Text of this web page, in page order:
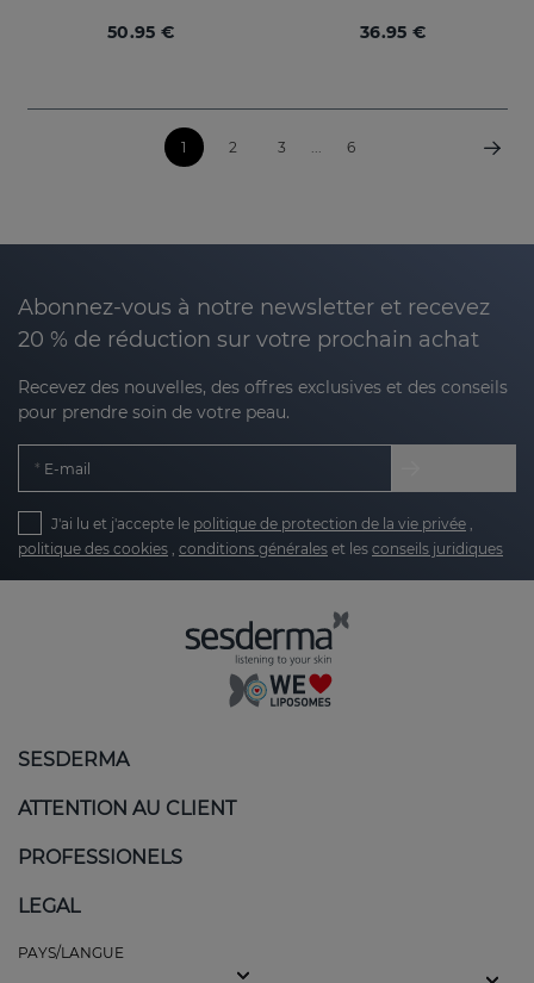
50.95 € 36.95 €
1 2 3 ... 6
Abonnez-vous à notre newsletter et recevez
20 % de réduction sur votre prochain achat
Recevez des nouvelles, des offres exclusives et des conseils
pour prendre soin de votre peau.
E-mail
J'ai lu et j'accepte le politique de protection de la vie privée ,
politique des cookies , conditions générales et les conseils juridiques
SESDERMA
ATTENTION AU CLIENT
PROFESSIONELS
LEGAL
PAYS/LANGUE